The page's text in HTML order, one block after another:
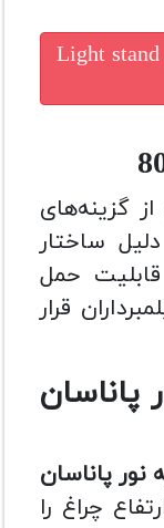
Light stand
گزینه‌های
ساختار
حمل
قرار
پاناسان
نور پاناسان
چراغ را